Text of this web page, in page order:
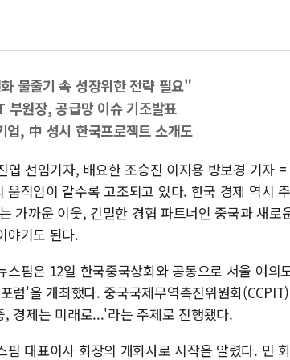
물줄기 속 성장위한 전략 필요"
부원장, 공급망 이슈 기조발표
업, 中 성시 한국프로젝트 소개도
엽 선임기자, 배요한 조승진 이지용 방보경 기자
움직임이 갈수록 고조되고 있다. 한국 경제 역시
가까운 이웃, 긴밀한 경협 파트너인 중국과 새로
야기도 된다.
스핌은 12일 한국중국상회와 공동으로 서울 여의
럼'을 개최했다. 중국국제무역촉진위원회
, 경제는 미래로...'라는 주제로 진행됐다.
핌 대표이사 회장의 개회사로 시작을 알렸다. 민